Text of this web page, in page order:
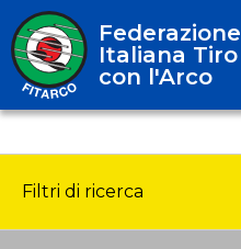
Federazione
Italiana Tiro
con l'Arco
Filtri di ricerca